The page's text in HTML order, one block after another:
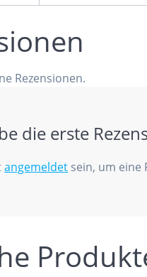
Rezensionen.
die erste
angemeldet sein, um eine